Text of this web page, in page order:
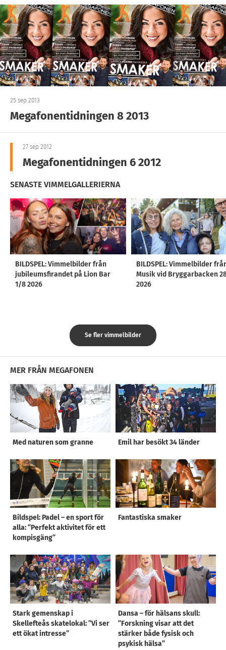
25 sep 2013
Megafonentidningen 8 2013
27 sep 2012
Megafonentidningen 6 2012
SENASTE VIMMELGALLERIERNA
BILDSPEL: Vimmelbilder från
jubileumsfirandet på Lion Bar
1/8 2026
BILDSPEL: Vimmelbilder
Musik vid Bryggarbacken
2026
Se fler vimmelbilder
MER FRÅN MEGAFONEN
Med naturen som granne Emil har besökt 34 länder
Bildspel: Padel – en sport för
alla: ”Perfekt aktivitet för ett
kompisgäng”
Fantastiska smaker
Stark gemenskap i
Skellefteås skatelokal: ”Vi ser
ett ökat intresse”
Dansa – för hälsans skull:
”Forskning visar att det
stärker både fysisk och
psykisk hälsa”